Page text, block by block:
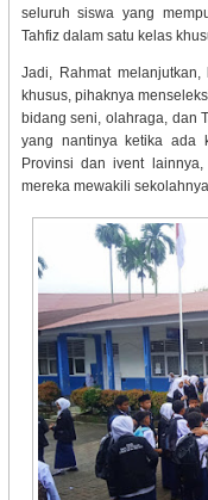
seluruh siswa yang
Tahfiz dalam satu kelas
Jadi, Rahmat
khusus, pihaknya
bidang seni, olahraga, dan
yang nantinya ketika ada
Provinsi dan ivent
mereka mewakili sekolahnya.